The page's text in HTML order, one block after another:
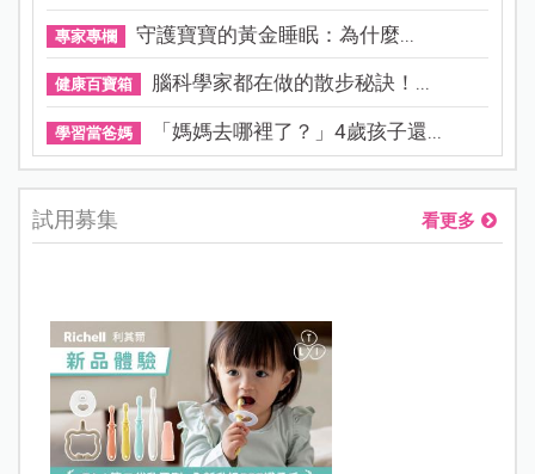
專家專欄 守護寶寶的黃金睡眠：為什麼...
健康百寶箱 腦科學家都在做的散步秘訣！...
學習當爸媽 「媽媽去哪裡了？」4歲孩子還...
試用募集 看更多